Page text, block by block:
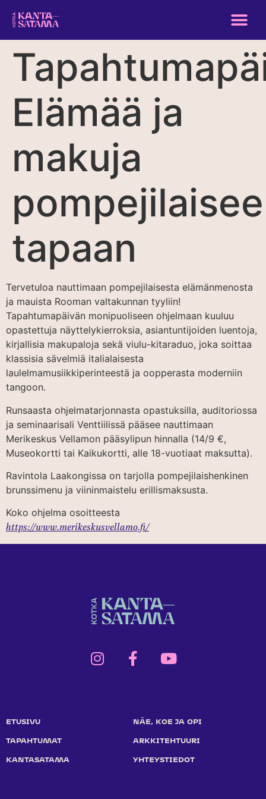
Elämää ja
makuja
tapaan
Tervetuloa nauttimaan pompejilaisesta elämänmenosta
ja mauista Rooman valtakunnan tyyliin!
Tapahtumapäivän monipuoliseen ohjelmaan kuuluu
opastettuja näyttelykierroksia, asiantuntijoiden luentoja,
kirjallisia makupaloja sekä viulu-kitaraduo, joka soittaa
klassisia sävelmiä italialaisesta
laulelmamusiikkiperinteestä ja oopperasta moderniin
tangoon.
Runsaasta ohjelmatarjonnasta opastuksilla, auditoriossa
ja seminaarisali Venttiilissä pääsee nauttimaan
Merikeskus Vellamon pääsylipun hinnalla (14/9 €,
Museokortti tai Kaikukortti, alle 18-vuotiaat maksutta).
Ravintola Laakongissa on tarjolla pompejilaishenkinen
brunssimenu ja viininmaistelu erillismaksusta.
Koko ohjelma osoitteesta
https://www.merikeskusvellamo.fi/
ETUSIVU NÄE, KOE JA OPI
TAPAHTUMAT ARKKITEHTUURI
KANTASATAMA YHTEYSTIEDOT